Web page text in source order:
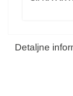
Detaljne